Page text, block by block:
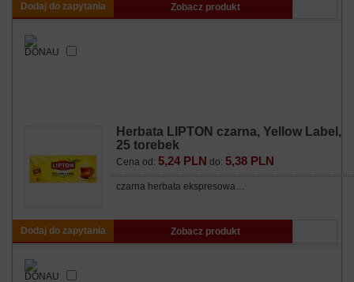
Dodaj do zapytania Zobacz produkt
Herbata LIPTON czarna, Yellow Label,
25 torebek
Cena od: 5,24 PLN do: 5,38 PLN
czarna herbata ekspresowa…
Dodaj do zapytania Zobacz produkt